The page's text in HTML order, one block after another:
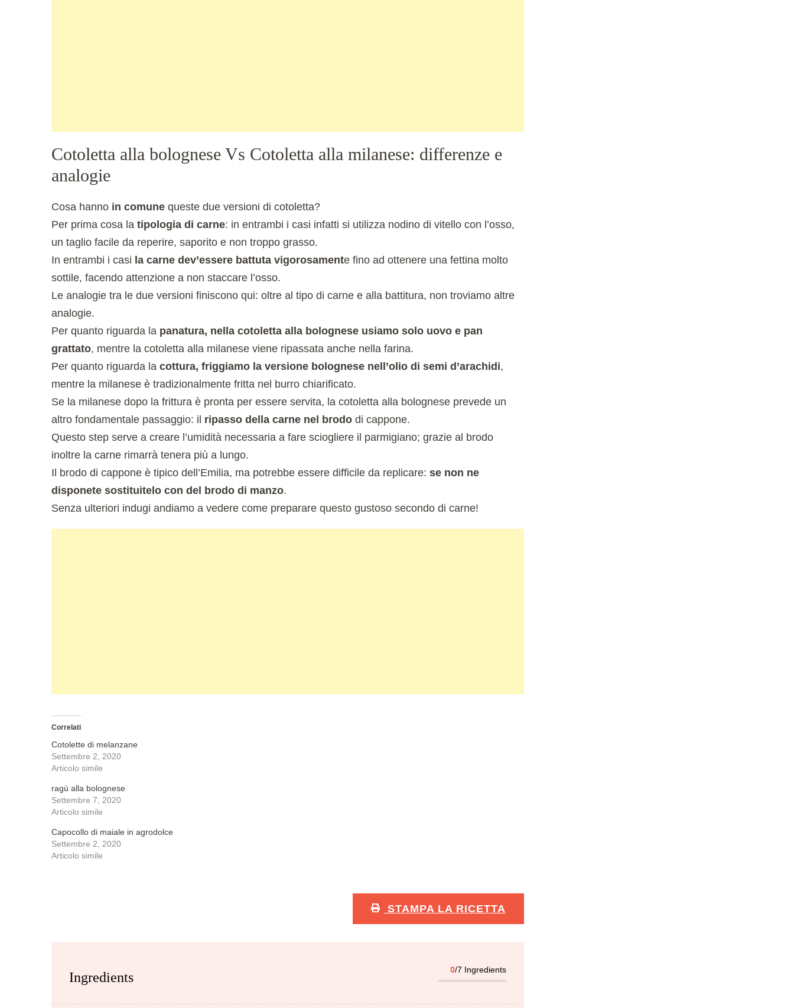
Cotoletta alla bolognese Vs Cotoletta alla milanese: differenze e
analogie
Cosa hanno in comune queste due versioni di cotoletta?
Per prima cosa la tipologia di carne: in entrambi i casi infatti si utilizza nodino di vitello con l’osso,
un taglio facile da reperire, saporito e non troppo grasso.
In entrambi i casi la carne dev’essere battuta vigorosamente fino ad ottenere una fettina molto
sottile, facendo attenzione a non staccare l’osso.
Le analogie tra le due versioni finiscono qui: oltre al tipo di carne e alla battitura, non troviamo altre
analogie.
Per quanto riguarda la panatura, nella cotoletta alla bolognese usiamo solo uovo e pan
grattato, mentre la cotoletta alla milanese viene ripassata anche nella farina.
Per quanto riguarda la cottura, friggiamo la versione bolognese nell’olio di semi d’arachidi,
mentre la milanese è tradizionalmente fritta nel burro chiarificato.
Se la milanese dopo la frittura è pronta per essere servita, la cotoletta alla bolognese prevede un
altro fondamentale passaggio: il ripasso della carne nel brodo di cappone.
Questo step serve a creare l’umidità necessaria a fare sciogliere il parmigiano; grazie al brodo
inoltre la carne rimarrà tenera più a lungo.
Il brodo di cappone è tipico dell’Emilia, ma potrebbe essere difficile da replicare: se non ne
disponete sostituitelo con del brodo di manzo.
Senza ulteriori indugi andiamo a vedere come preparare questo gustoso secondo di carne!
Correlati
Cotolette di melanzane
Settembre 2, 2020
Articolo simile
ragù alla bolognese
Settembre 7, 2020
Articolo simile
Capocollo di maiale in agrodolce
Settembre 2, 2020
Articolo simile
STAMPA LA RICETTA
Ingredients
0/7 Ingredients